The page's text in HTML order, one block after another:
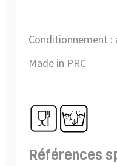
Conditionnement :
Made in PRC
Références